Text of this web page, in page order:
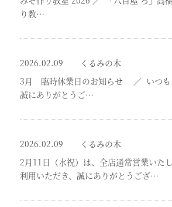
り教…
2026.02.09
くるみの木
3月 臨時休業日のお知らせ
／ いつも
誠にありがとうご…
2026.02.09
くるみの木
2月11日（水祝）は、全店通常営業いた
利用いただき、誠にありがとうござ…